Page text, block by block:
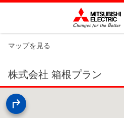
マップを見る
株式会社 箱根プラン